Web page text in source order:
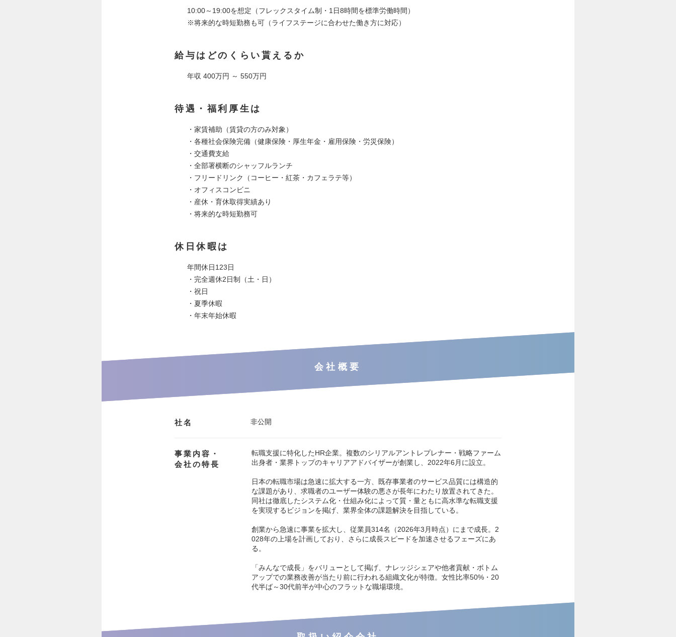
10:00～19:00を想定（フレックスタイム制・1日8時間を標準労働時間）
※将来的な時短勤務も可（ライフステージに合わせた働き方に対応）
給与はどのくらい貰えるか
年収 400万円 ～ 550万円
待遇・福利厚生は
・家賃補助（賃貸の方のみ対象）
・各種社会保険完備（健康保険・厚生年金・雇用保険・労災保険）
・交通費支給
・全部署横断のシャッフルランチ
・フリードリンク（コーヒー・紅茶・カフェラテ等）
・オフィスコンビニ
・産休・育休取得実績あり
・将来的な時短勤務可
休日休暇は
年間休日123日
・完全週休2日制（土・日）
・祝日
・夏季休暇
・年末年始休暇
会社概要
社名 非公開
事業内容・
会社の特長
転職支援に特化したHR企業。複数のシリアルアントレプレナー・戦略ファーム
出身者・業界トップのキャリアアドバイザーが創業し、2022年6月に設立。
日本の転職市場は急速に拡大する一方、既存事業者のサービス品質には構造的
な課題があり、求職者のユーザー体験の悪さが長年にわたり放置されてきた。
同社は徹底したシステム化・仕組み化によって質・量ともに高水準な転職支援
を実現するビジョンを掲げ、業界全体の課題解決を目指している。
創業から急速に事業を拡大し、従業員314名（2026年3月時点）にまで成長。2
028年の上場を計画しており、さらに成長スピードを加速させるフェーズにあ
る。
「みんなで成長」をバリューとして掲げ、ナレッジシェアや他者貢献・ボトム
アップでの業務改善が当たり前に行われる組織文化が特徴。女性比率50%・20
代半ば～30代前半が中心のフラットな職場環境。